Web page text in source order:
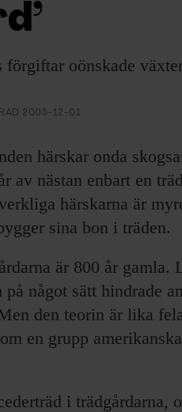
RESOR
PÅ F&F
F&F
förgiftar oönskade
2005-12-01
härskar onda
av nästan enbart en
härskarna är
sina bon i träden.
är 800 år gamla.
på något sätt hindrade
den teorin är lika
en grupp
i trädgårdarna,